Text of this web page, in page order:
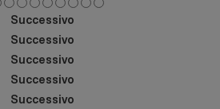
Successivo
Successivo
Successivo
Successivo
Successivo